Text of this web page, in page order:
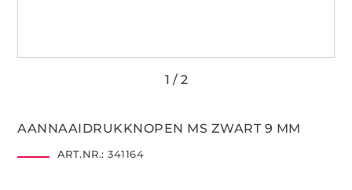
AANNAAIDRUKKNOPEN MS ZWART 9 MM
ART.NR.: 341164